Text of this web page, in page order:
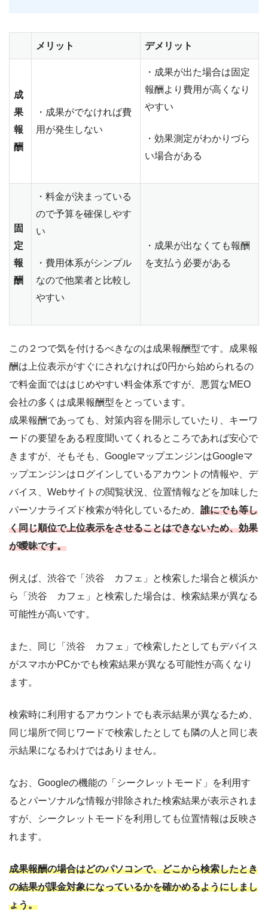
メリット デメリット
成
果
報
酬
・成果がでなければ費
用が発生しない
・成果が出た場合は固定
報酬より費用が高くなり
やすい
・効果測定がわかりづら
い場合がある
固
定
報
酬
・料金が決まっている
ので予算を確保しやす
い
・費用体系がシンプル
なので他業者と比較し
やすい
・成果が出なくても報酬
を支払う必要がある
この２つで気を付けるべきなのは成果報酬型です。成果報
酬は上位表示がすぐにされなければ0円から始められるの
で料金面でははじめやすい料金体系ですが、悪質なMEO
会社の多くは成果報酬型をとっています。
成果報酬であっても、対策内容を開示していたり、キーワ
ードの要望をある程度聞いてくれるところであれば安心で
きますが、そもそも、GoogleマップエンジンはGoogleマ
ップエンジンはログインしているアカウントの情報や、デ
バイス、Webサイトの閲覧状況、位置情報などを加味した
パーソナライズド検索が特化しているため、 誰にでも等し
く同じ順位で上位表示をさせることはできないため、効果
が曖昧です。
例えば、渋谷で「渋谷 カフェ」と検索した場合と横浜か
ら「渋谷 カフェ」と検索した場合は、検索結果が異なる
可能性が高いです。
また、同じ「渋谷 カフェ」で検索したとしてもデバイス
がスマホかPCかでも検索結果が異なる可能性が高くなり
ます。
検索時に利用するアカウントでも表示結果が異なるため、
同じ場所で同じワードで検索したとしても隣の人と同じ表
示結果になるわけではありません。
なお、Googleの機能の「シークレットモード」を利用す
るとパーソナルな情報が排除された検索結果が表示されま
すが、シークレットモードを利用しても位置情報は反映さ
れます。
成果報酬の場合はどのパソコンで、どこから検索したとき
の結果が課金対象になっているかを確かめるようにしまし
ょう。